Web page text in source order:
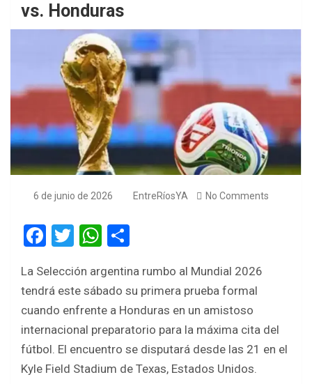
vs. Honduras
6 de junio de 2026 EntreRíosYA No Comments
F
ce
b
o
o
k
T
tt
er
W
at
s
A
p
p
ar
e
La Selección argentina rumbo al Mundial 2026
tendrá este sábado su primera prueba formal
cuando enfrente a Honduras en un amistoso
internacional preparatorio para la máxima cita del
fútbol. El encuentro se disputará desde las 21 en el
Kyle Field Stadium de Texas, Estados Unidos.